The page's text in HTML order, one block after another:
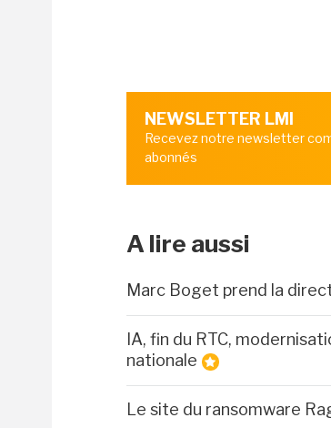
NEWSLETTER LMI
Recevez notre newsletter
abonnés
A lire aussi
Marc Boget prend la
IA, fin du RTC,
nationale
Le site du ransomware